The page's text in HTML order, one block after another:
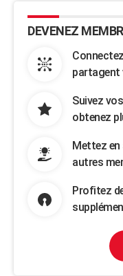
DEVENEZ
partagent
Suivez
obtenez
Mettez en
autres
Profitez